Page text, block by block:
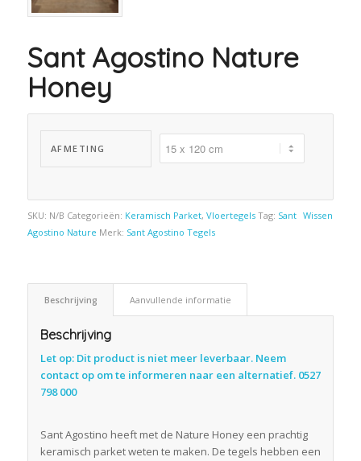
Sant Agostino Nature
Honey
AFMETING
Wissen
SKU: N/B Categorieën: Keramisch Parket, Vloertegels Tag: Sant
Agostino Nature Merk: Sant Agostino Tegels
Beschrijving Aanvullende informatie
Beschrijving
Let op: Dit product is niet meer leverbaar. Neem
contact op om te informeren naar een alternatief. 0527
798 000
Sant Agostino heeft met de Nature Honey een prachtig
keramisch parket weten te maken. De tegels hebben een